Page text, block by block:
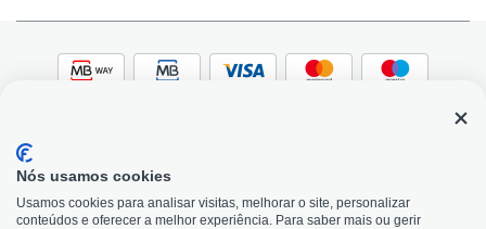
© 2026, Bildit. Todos os direitos reservados | Powered
by Toogas, with
Magento
Nós usamos cookies
Usamos cookies para analisar visitas, melhorar o site, personalizar
conteúdos e oferecer a melhor experiência. Para saber mais ou gerir